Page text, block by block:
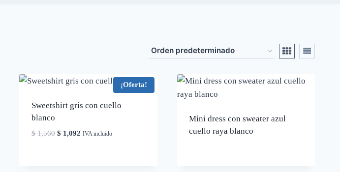
¡Oferta!
Sweetshirt gris con cuello
blanco
$1,560 El
$ 1,092ElIVA incluido
Mini dress con sweater azul
cuello raya blanco